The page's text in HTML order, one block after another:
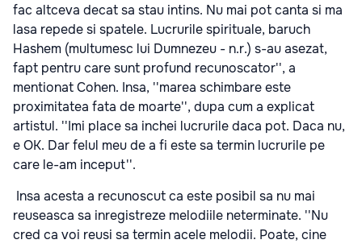
fac altceva decat sa stau intins. Nu mai pot canta si ma
lasa repede si spatele. Lucrurile spirituale, baruch
Hashem (multumesc lui Dumnezeu - n.r.) s-au asezat,
fapt pentru care sunt profund recunoscator'', a
mentionat Cohen. Insa, ''marea schimbare este
proximitatea fata de moarte'', dupa cum a explicat
artistul. ''Imi place sa inchei lucrurile daca pot. Daca nu,
e OK. Dar felul meu de a fi este sa termin lucrurile pe
care le-am inceput''.
Insa acesta a recunoscut ca este posibil sa nu mai
reuseasca sa inregistreze melodiile neterminate. ''Nu
cred ca voi reusi sa termin acele melodii. Poate, cine